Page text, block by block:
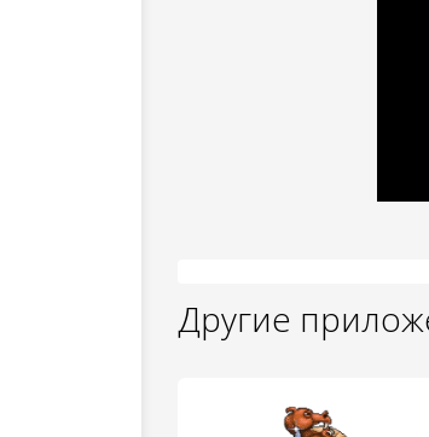
Другие